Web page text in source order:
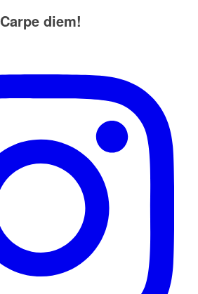
Carpe diem!